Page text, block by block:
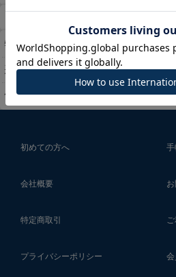
特定商取引法に基づく表示
送料とお支払い方法について
個人情報の取扱いについて
初めての方へ 手
会社概要
特定商取引
プライバシーポリシー 会